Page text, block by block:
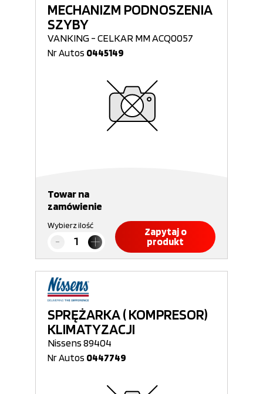
MECHANIZM PODNOSZENIA
SZYBY
VANKING - CELKAR MM ACQ0057
Nr Autos 0445149
Towar na
zamówienie
Wybierz ilość
Zapytaj o
produkt
SPRĘŻARKA ( KOMPRESOR)
KLIMATYZACJI
Nissens 89404
Nr Autos 0447749